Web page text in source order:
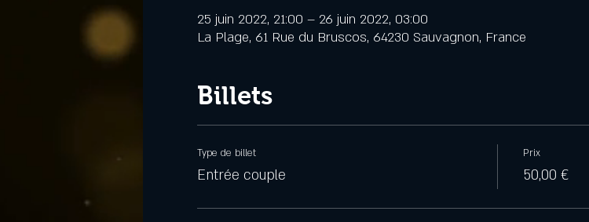
25 juin 2022, 21:00 – 26 juin 2022, 03:00
La Plage, 61 Rue du Bruscos, 64230 Sauvagnon, France
Billets
Type de billet
Entrée couple
Prix
50,00 €